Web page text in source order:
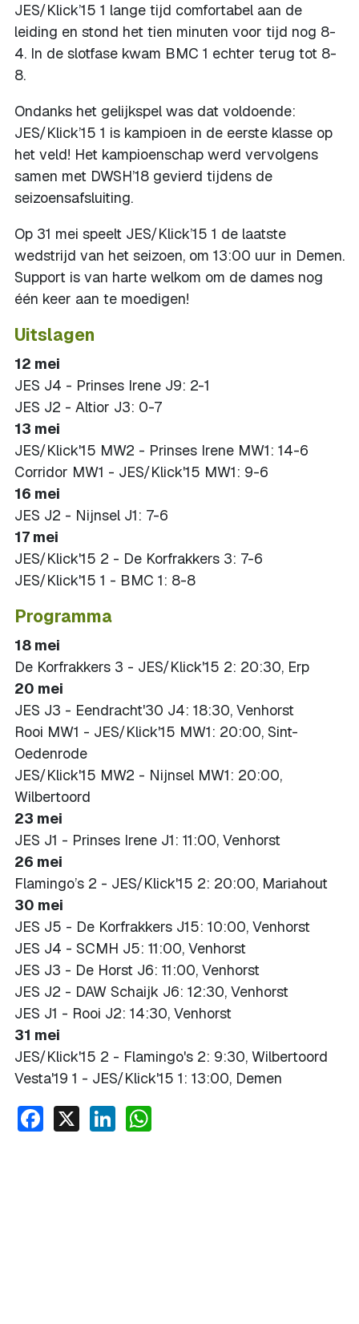
JES/Klick’15 1 lange tijd comfortabel aan de
leiding en stond het tien minuten voor tijd nog 8-
4. In de slotfase kwam BMC 1 echter terug tot 8-
8.
Ondanks het gelijkspel was dat voldoende:
JES/Klick’15 1 is kampioen in de eerste klasse op
het veld! Het kampioenschap werd vervolgens
samen met DWSH’18 gevierd tijdens de
seizoensafsluiting.
Op 31 mei speelt JES/Klick’15 1 de laatste
wedstrijd van het seizoen, om 13:00 uur in Demen.
Support is van harte welkom om de dames nog
één keer aan te moedigen!
Uitslagen
12 mei
JES J4 - Prinses Irene J9: 2-1
JES J2 - Altior J3: 0-7
13 mei
JES/Klick'15 MW2 - Prinses Irene MW1: 14-6
Corridor MW1 - JES/Klick'15 MW1: 9-6
16 mei
JES J2 - Nijnsel J1: 7-6
17 mei
JES/Klick'15 2 - De Korfrakkers 3: 7-6
JES/Klick'15 1 - BMC 1: 8-8
Programma
18 mei
De Korfrakkers 3 - JES/Klick'15 2: 20:30, Erp
20 mei
JES J3 - Eendracht'30 J4: 18:30, Venhorst
Rooi MW1 - JES/Klick'15 MW1: 20:00, Sint-
Oedenrode
JES/Klick'15 MW2 - Nijnsel MW1: 20:00,
Wilbertoord
23 mei
JES J1 - Prinses Irene J1: 11:00, Venhorst
26 mei
Flamingo’s 2 - JES/Klick'15 2: 20:00, Mariahout
30 mei
JES J5 - De Korfrakkers J15: 10:00, Venhorst
JES J4 - SCMH J5: 11:00, Venhorst
JES J3 - De Horst J6: 11:00, Venhorst
JES J2 - DAW Schaijk J6: 12:30, Venhorst
JES J1 - Rooi J2: 14:30, Venhorst
31 mei
JES/Klick'15 2 - Flamingo's 2: 9:30, Wilbertoord
Vesta'19 1 - JES/Klick'15 1: 13:00, Demen
Facebook
X LinkedIn